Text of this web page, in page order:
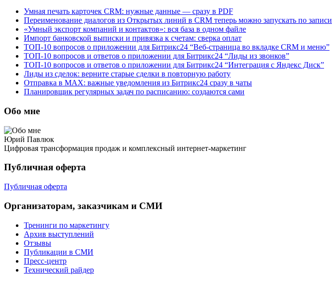
Умная печать карточек CRM: нужные данные — сразу в PDF
Переименование диалогов из Открытых линий в CRM теперь можно запускать по записи
«Умный экспорт компаний и контактов»: вся база в одном файле
Импорт банковской выписки и привязка к счетам: сверка оплат
ТОП-10 вопросов о приложении для Битрикс24 “Веб-страница во вкладке CRM и меню”
ТОП-10 вопросов и ответов о приложении для Битрикс24 “Лиды из звонков”
ТОП-10 вопросов и ответов о приложении для Битрикс24 “Интеграция с Яндекс Диск”
Лиды из сделок: верните старые сделки в повторную работу
Отправка в MAX: важные уведомления из Битрикс24 сразу в чаты
Планировщик регулярных задач по расписанию: создаются сами
Обо мне
Юрий Павлюк
Цифровая трансформация продаж и комплексный интернет-маркетинг
Публичная оферта
Публичная оферта
Организаторам, заказчикам и СМИ
Тренинги по маркетингу
Архив выступлений
Отзывы
Публикации в СМИ
Пресс-центр
Технический райдер